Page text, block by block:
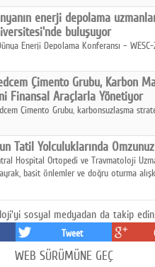
güvenilir ve lezzetli bir alternatif
enerji depolama
buluşuyor
Enerji Depolama Konferansı –
gerçekleştirilecek.
Çimento Grubu, Karbon
Finansal Araçlarla Yönetiyor
Çimento Grubu, karbonsuzlaşma
Tatil Yolculuklarında
Hospital Ortopedi ve Travmatoloji
basit önlemler ve doğru oturma
sosyal medyadan da takip
Tweet
WEB SÜRÜMÜNE GEÇ